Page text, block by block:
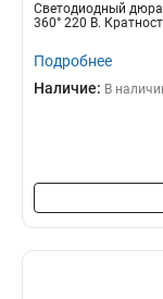
Светодиодный
360° 220 В.
Подробнее
Наличие: В